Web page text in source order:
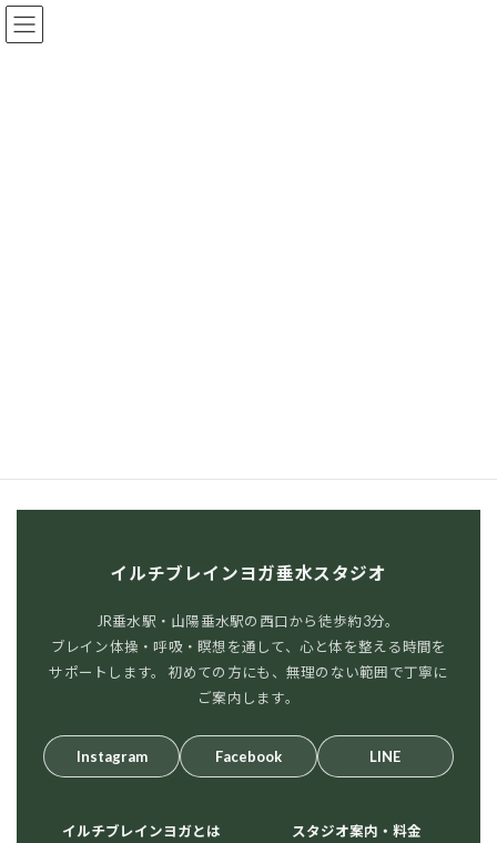
コ
ン
ナ
ビ
イルチブレインヨガ垂水スタジオ
JR垂水駅・山陽垂水駅の西口から徒歩約3分。
ブレイン体操・呼吸・瞑想を通して、心と体を整える時間を
サポートします。 初めての方にも、無理のない範囲で丁寧に
ご案内します。
Instagram Facebook LINE
イルチブレインヨガとは スタジオ案内・料金